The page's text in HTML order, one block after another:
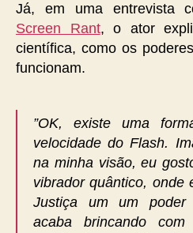
Já, em uma entrevista
Screen Rant, o ator
científica, como os
funcionam.
”OK, existe uma
velocidade do Flash.
na minha visão, eu
vibradorquântico, onde
Justiça um um poder
acaba brincando